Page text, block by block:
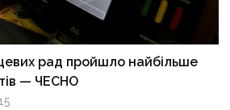
рад пройшло найбільше
— ЧЕСНО